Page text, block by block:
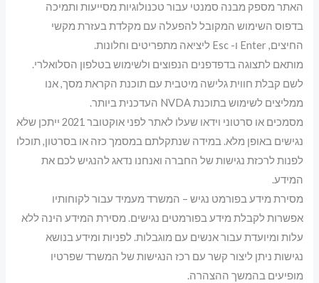
האתר מספק מבנה סמנטי עבור טכנולוגיות מסייעות ותמיכה
בדפוס השימוש המקובל להפעלה עם מקלדת בעזרת מקשי
החיצים, Enter ו- Esc ליציאה מתפריטים וחלונות.
מותאם לתצוגה בדפדפנים הנפוצים ולשימוש בטלפון הסלואלרי.
לשם קבלת חווית גלישה מיטבית עם תוכנת הקראת מסך, אנו
ממליצים לשימוש בתוכנת NVDA העדכנית ביותר.
מסמכים או סרטוני וידאו שעלו לאתר לפני אוקטובר 2021 ייתכן שלא
נגישים באופן מלא. במידה שנתקלתם במסמך כזה או בסרטון, תוכלו
לפנות לרכזת נגישות של החברה ואנחנו נדאג להנגיש לכם את
המידע.
מסירת מידע בפורמט נגיש – המשרד מעמיד עבור לקוחותיו
אפשרות לקבלת מידע בפורמטים נגישים. מסירת המידע הינה ללא
עלות ומיועדת עבור אנשים עם מוגבלות. לפניות ומידע בנושא
נגישות ניתן ליצור קשר עם רכז הנגישות של המשרד שפרטיו
מופיעים בהמשך ההצהרה.